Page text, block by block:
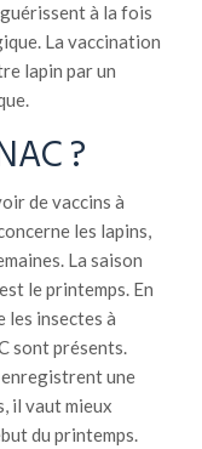
à la fois
La vaccination
lapin par un
?
de vaccins à
les lapins,
La saison
le printemps. En
les insectes à
sont présents.
enregistrent une
il vaut mieux
du printemps.